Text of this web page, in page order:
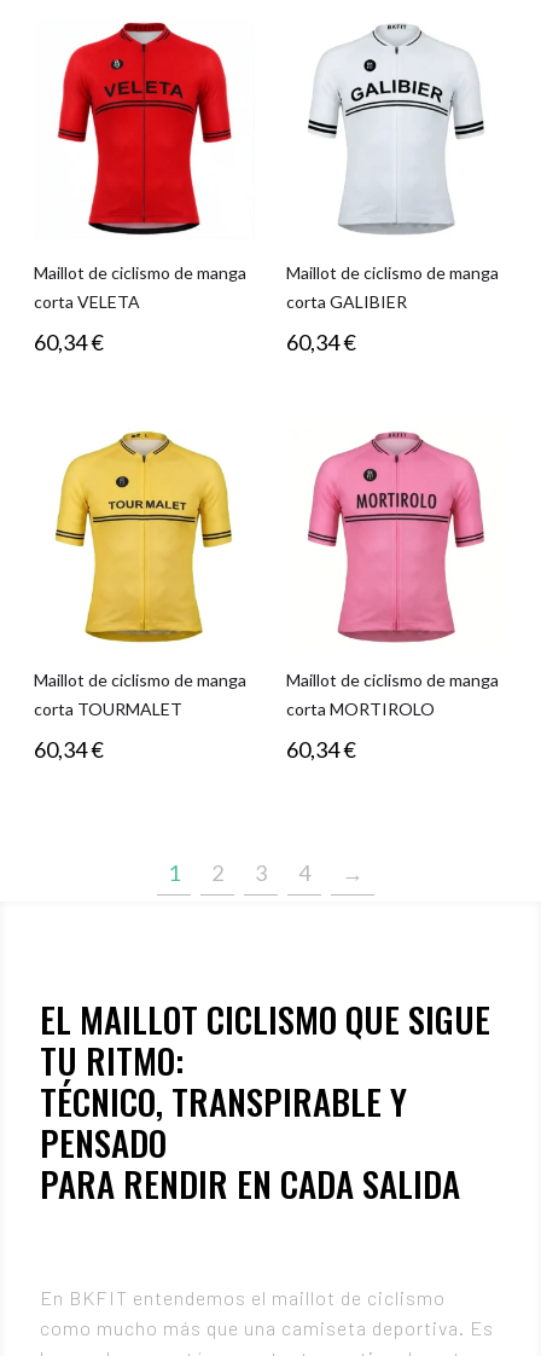
Maillot de ciclismo de manga
corta VELETA
60,34€
Maillot de ciclismo de manga
corta GALIBIER
60,34€
Maillot de ciclismo de manga
corta TOURMALET
60,34€
Maillot de ciclismo de manga
corta MORTIROLO
60,34€
1 2 3 4 →
EL MAILLOT CICLISMO QUE SIGUE
TU RITMO:
TÉCNICO, TRANSPIRABLE Y
PENSADO
PARA RENDIR EN CADA SALIDA
En BKFIT entendemos el maillot de ciclismo
como mucho más que una camiseta deportiva. Es